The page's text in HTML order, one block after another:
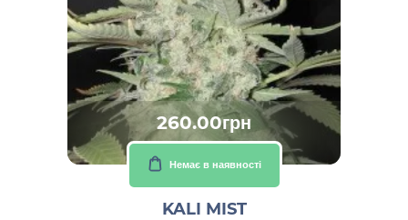
260.00грн
Немає в наявності
KALI MIST